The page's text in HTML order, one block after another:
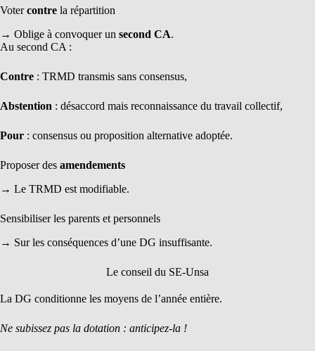
Votercontre la répartition
→ Oblige à convoquer un second CA.
Au second CA :
Contre : TRMD transmis sans consensus,
Abstention : désaccord mais reconnaissance du travail collectif,
Pour : consensus ou proposition alternative adoptée.
Proposer des amendements
→ Le TRMD est modifiable.
Sensibiliser les parents et personnels
→ Sur les conséquences d’une DG insuffisante.
Le conseil du SE-Unsa
La DG conditionne les moyens de l’année entière.
Ne subissez pas la dotation : anticipez-la !